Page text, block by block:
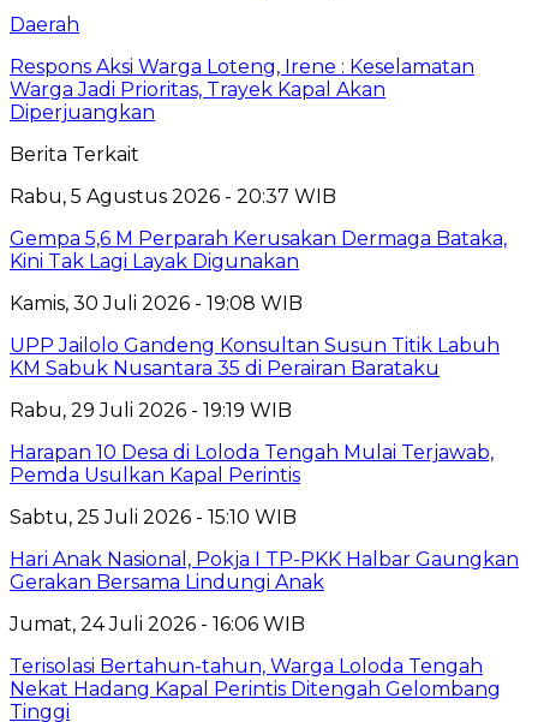
Daerah
Respons Aksi Warga Loteng, Irene : Keselamatan
Warga Jadi Prioritas, Trayek Kapal Akan
Diperjuangkan
Berita Terkait
Rabu, 5 Agustus 2026 - 20:37 WIB
Gempa 5,6 M Perparah Kerusakan Dermaga Bataka,
Kini Tak Lagi Layak Digunakan
Kamis, 30 Juli 2026 - 19:08 WIB
UPP Jailolo Gandeng Konsultan Susun Titik Labuh
KM Sabuk Nusantara 35 di Perairan Barataku
Rabu, 29 Juli 2026 - 19:19 WIB
Harapan 10 Desa di Loloda Tengah Mulai Terjawab,
Pemda Usulkan Kapal Perintis
Sabtu, 25 Juli 2026 - 15:10 WIB
Hari Anak Nasional, Pokja I TP-PKK Halbar Gaungkan
Gerakan Bersama Lindungi Anak
Jumat, 24 Juli 2026 - 16:06 WIB
Terisolasi Bertahun-tahun, Warga Loloda Tengah
Nekat Hadang Kapal Perintis Ditengah Gelombang
Tinggi